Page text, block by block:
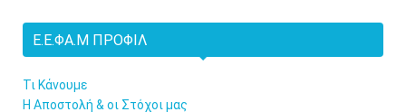
Ε.Ε.ΦΑ.Μ ΠΡΟΦΊΛ
Τι Κάνουμε
Η Αποστολή & οι Στόχοι μας